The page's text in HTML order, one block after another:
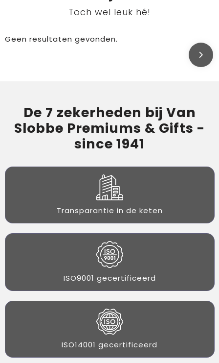
Toch wel leuk hé!
Geen resultaten gevonden.
De 7 zekerheden bij Van
Slobbe Premiums & Gifts -
since 1941
Transparantie in de keten
ISO9001 gecertificeerd
ISO14001 gecertificeerd